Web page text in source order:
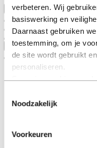
verbeteren. Wij
basiswerking en
Daarnaast gebruiken
toestemming, om je
de site wordt gebruikt
personaliseren.
advertenties. Deze
gebruik van onze
verzameld via jouw
Noodzakelijk
Voorkeuren
Terug naar hoofdmenu
Sluiten